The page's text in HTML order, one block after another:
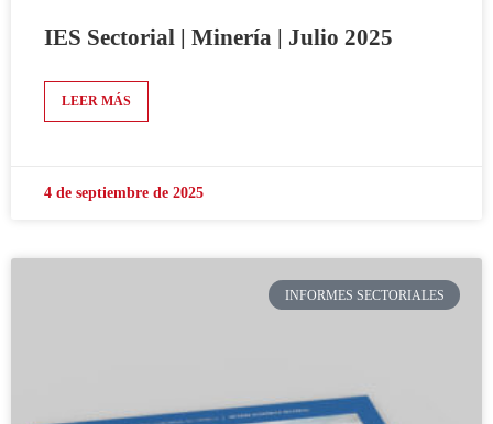
IES Sectorial | Minería | Julio 2025
LEER MÁS
4 de septiembre de 2025
INFORMES SECTORIALES